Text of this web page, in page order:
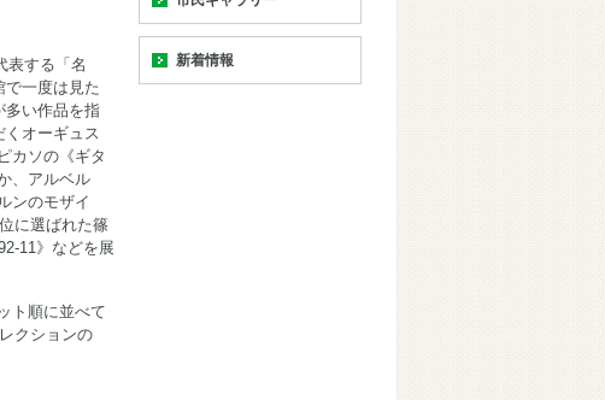
表する「名
で一度は見た
多い作品を指
くオーギュス
カソの《ギタ
、アルベル
ンのモザイ
に選ばれた篠
11》などを展
ト順に並べて
クションの
新着情報